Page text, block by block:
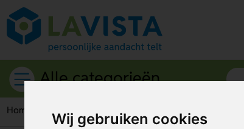
Wij gebruiken cookies
Alle categorieën
Home Etenswaren Chocolade